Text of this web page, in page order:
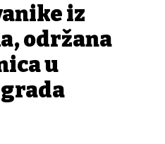
iz
održana
u